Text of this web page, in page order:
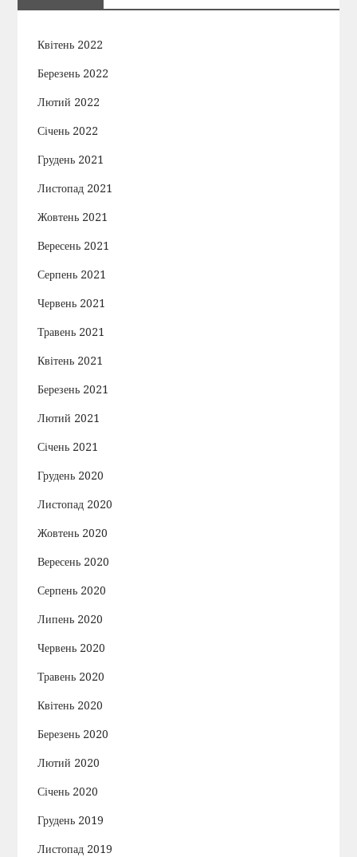
Квітень 2022
Березень 2022
Лютий 2022
Січень 2022
Грудень 2021
Листопад 2021
Жовтень 2021
Вересень 2021
Серпень 2021
Червень 2021
Травень 2021
Квітень 2021
Березень 2021
Лютий 2021
Січень 2021
Грудень 2020
Листопад 2020
Жовтень 2020
Вересень 2020
Серпень 2020
Липень 2020
Червень 2020
Травень 2020
Квітень 2020
Березень 2020
Лютий 2020
Січень 2020
Грудень 2019
Листопад 2019